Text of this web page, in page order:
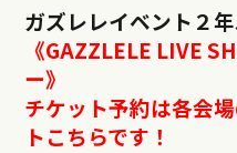
ガズレレイベント２
《GAZZLELE LIVE
ー》
チケット予約は各会
トこちらです！